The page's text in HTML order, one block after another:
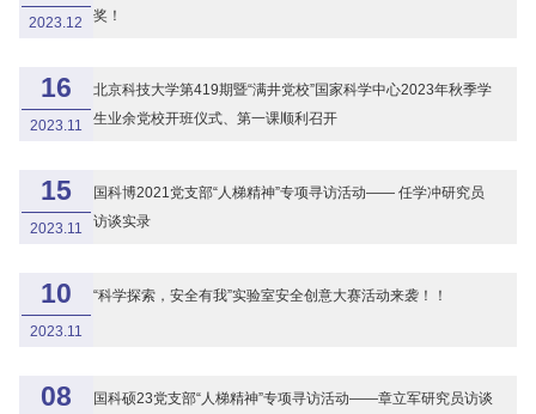
2023.12
奖！
16
2023.11
北京科技大学第419期暨“满井党校”国家科学中心2023年秋季学
生业余党校开班仪式、第一课顺利召开
15
2023.11
国科博2021党支部“人梯精神”专项寻访活动—— 任学冲研究员
访谈实录
10
2023.11
“科学探索，安全有我”实验室安全创意大赛活动来袭！！
08
国科硕23党支部“人梯精神”专项寻访活动——章立军研究员访谈